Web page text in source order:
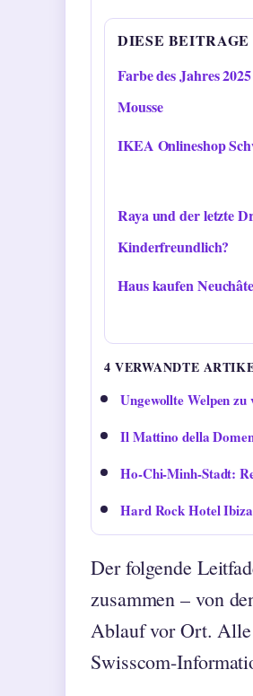
DIESE
Farbe des Jahres
Mousse
IKEA Onlineshop
Raya und der letzte
Kinderfreundlich?
Haus kaufen
4 VERWANDTE
Ungewollte Welpen
Il Mattino della
Ho-Chi-Minh-Stadt:
Hard Rock Hotel Ibiza
Der folgende
zusammen – von
Ablauf vor Ort. Alle
Swisscom-